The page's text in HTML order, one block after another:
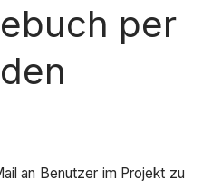
per
an Benutzer im Projekt zu